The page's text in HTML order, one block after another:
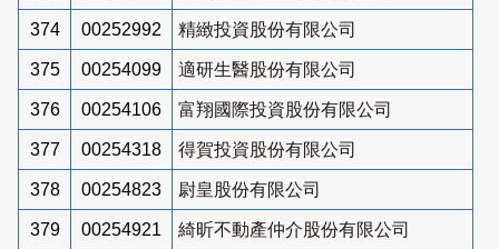
374 00252992 精緻投資股份有限公司
375 00254099 適研生醫股份有限公司
376 00254106 富翔國際投資股份有限公司
377 00254318 得賀投資股份有限公司
378 00254823 尉皇股份有限公司
379 00254921 綺昕不動產仲介股份有限公司